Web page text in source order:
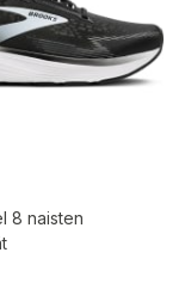
8 naisten